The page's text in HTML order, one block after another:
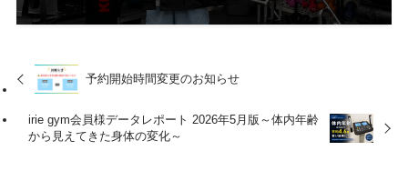
予約開始時間変更のお知らせ
irie gym会員様データレポート 2026年5月版～体内年齢
から見えてきた身体の変化～